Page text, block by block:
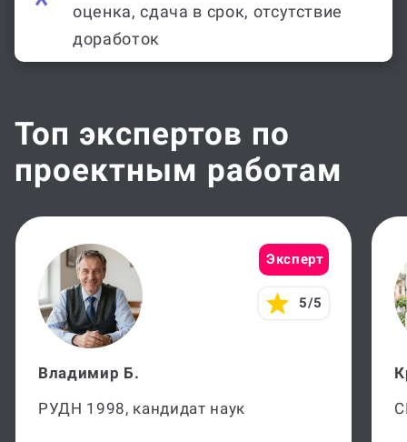
оценка, сдача в срок, отсутствие
доработок
Топ экспертов по
проектным работам
Эксперт
5/5
Владимир Б.
РУДН 1998, кандидат наук